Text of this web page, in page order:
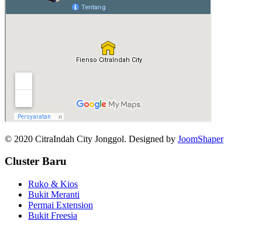
© 2020 CitraIndah City Jonggol. Designed by JoomShaper
Cluster Baru
Ruko & Kios
Bukit Meranti
Permai Extension
Bukit Freesia